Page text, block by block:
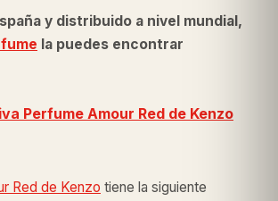
y distribuido a nivel mundial,
la puedes encontrar
Perfume Amour Red de Kenzo
Red de Kenzo tiene la siguiente